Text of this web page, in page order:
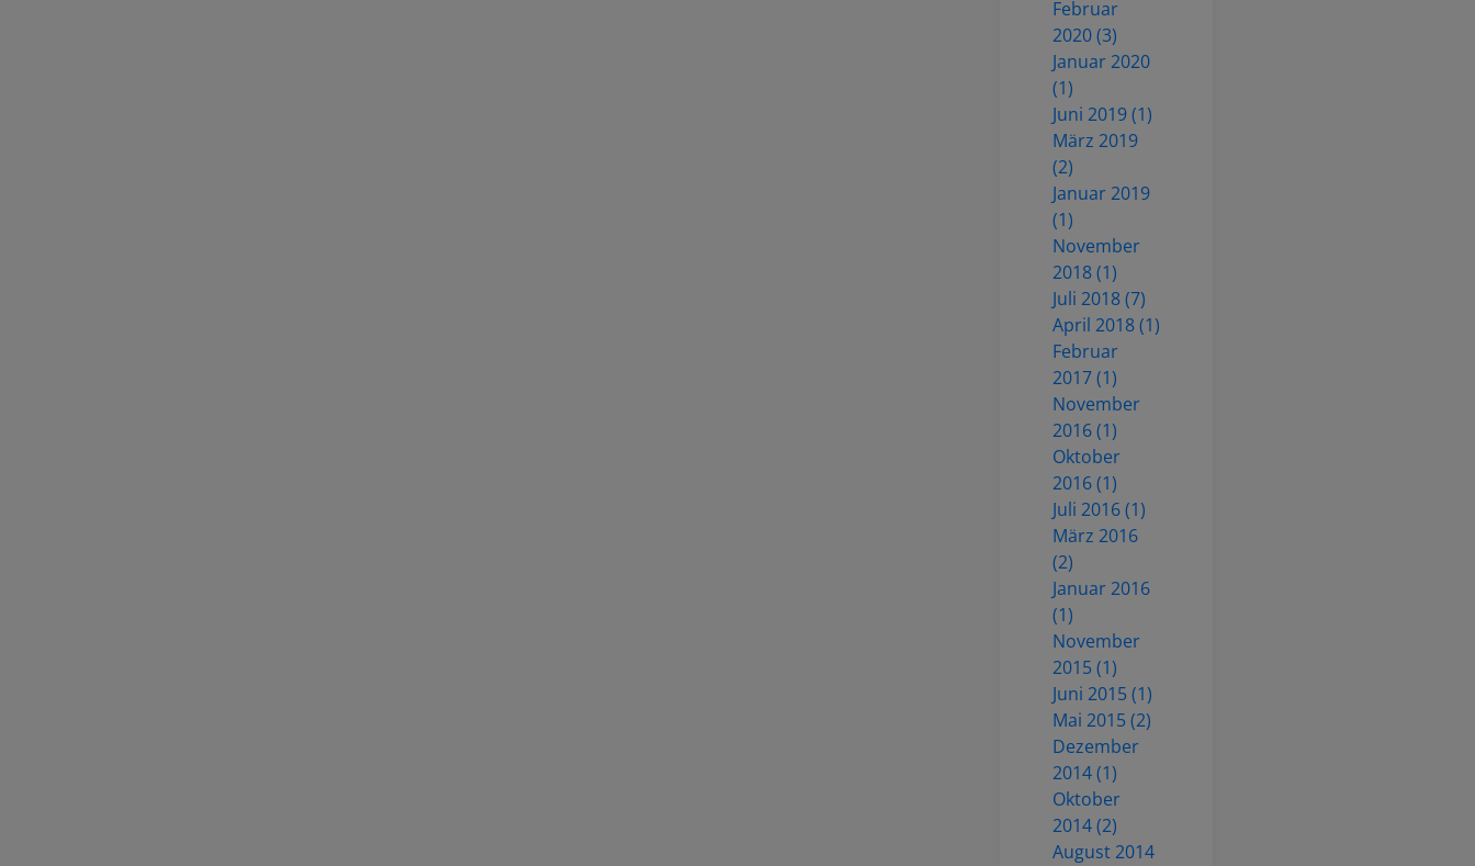
Februar
2020 (3)
Januar 2020
(1)
Juni 2019 (1)
März 2019
(2)
Januar 2019
(1)
November
2018 (1)
Juli 2018 (7)
April 2018 (1)
Februar
2017 (1)
November
2016 (1)
Oktober
2016 (1)
Juli 2016 (1)
März 2016
(2)
Januar 2016
(1)
November
2015 (1)
Juni 2015 (1)
Mai 2015 (2)
Dezember
2014 (1)
Oktober
2014 (2)
August 2014